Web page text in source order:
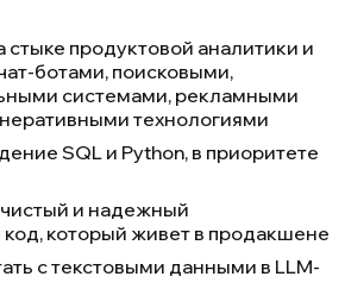
продуктовой аналитики и
ботами, поисковыми,
системами, рекламными
технологиями
SQL и Python, в приоритете
и надежный
код, который живет в продакшене
с текстовыми данными в LLM-